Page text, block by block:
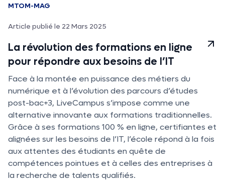
MTOM-MAG
Article publié le 22 Mars 2025
La révolution des formations en ligne
pour répondre aux besoins de l’IT
Face à la montée en puissance des métiers du
numérique et à l’évolution des parcours d’études
post-bac+3, LiveCampus s’impose comme une
alternative innovante aux formations traditionnelles.
Grâce à ses formations 100 % en ligne, certifiantes et
alignées sur les besoins de l’IT, l’école répond à la fois
aux attentes des étudiants en quête de
compétences pointues et à celles des entreprises à
la recherche de talents qualifiés.